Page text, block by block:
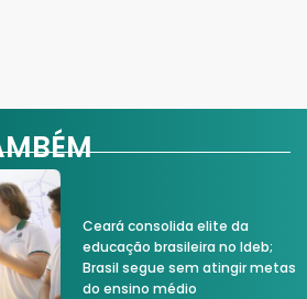
Ceará consolida elite da
educação brasileira no Ideb;
Brasil segue sem atingir metas
do ensino médio